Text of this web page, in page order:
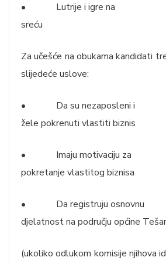
• Lutrije i igre na
sreću
Za učešće na obukama kandidati
slijedeće uslove:
• Da su nezaposleni i
žele pokrenuti vlastiti biznis
• Imaju motivaciju za
pokretanje vlastitog biznisa
• Da registruju osnovnu
djelatnost na području općine
(ukoliko odlukom komisije njihova